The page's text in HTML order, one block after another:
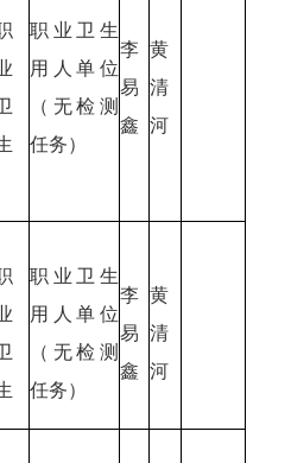
职业卫生
用人单位
（无检测
任务）
李
易
鑫
黄
清
河
职业卫生
用人单位
（无检测
任务）
李
易
鑫
黄
清
河